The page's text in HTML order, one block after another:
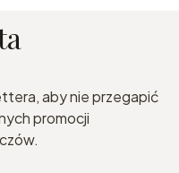
aby nie przegapić
promocji